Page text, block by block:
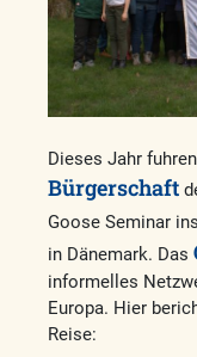
Dieses Jahr
Bürgerschaft
Goose Seminar ins
in Dänemark. Das
informelles
Europa. Hier
Reise: